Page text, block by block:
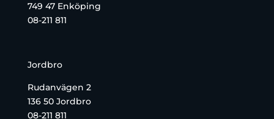
749 47 Enköping
08-211 811
Jordbro
Rudanvägen 2
136 50 Jordbro
08-211 811